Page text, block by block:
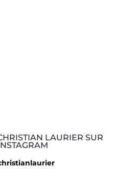
LAURIER SUR